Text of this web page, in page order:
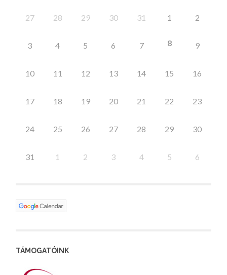
27 28 29 30 31 1 2
3 4 5 6 7 8 9
10 11 12 13 14 15 16
17 18 19 20 21 22 23
24 25 26 27 28 29 30
31 1 2 3 4 5 6
TÁMOGATÓINK